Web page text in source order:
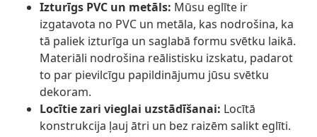
Izturīgs PVC un metāls: Mūsu eglīte ir
izgatavota no PVC un metāla, kas nodrošina, ka
tā paliek izturīga un saglabā formu svētku laikā.
Materiāli nodrošina reālistisku izskatu, padarot
to par pievilcīgu papildinājumu jūsu svētku
dekoram.
Locītie zari vieglai uzstādīšanai: Locītā
konstrukcija ļauj ātri un bez raizēm salikt eglīti.